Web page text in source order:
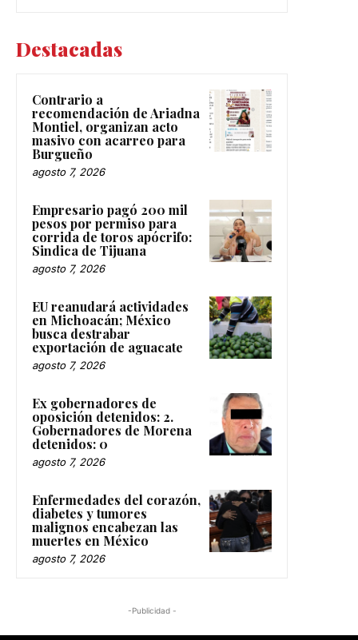
Destacadas
Contrario a
recomendación de Ariadna
Montiel, organizan acto
masivo con acarreo para
Burgueño
agosto 7, 2026
Empresario pagó 200 mil
pesos por permiso para
corrida de toros apócrifo:
Sindica de Tijuana
agosto 7, 2026
EU reanudará actividades
en Michoacán; México
busca destrabar
exportación de aguacate
agosto 7, 2026
Ex gobernadores de
oposición detenidos: 2.
Gobernadores de Morena
detenidos: 0
agosto 7, 2026
Enfermedades del corazón,
diabetes y tumores
malignos encabezan las
muertes en México
agosto 7, 2026
-Publicidad -